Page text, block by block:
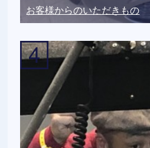
お客様からのいただきもの